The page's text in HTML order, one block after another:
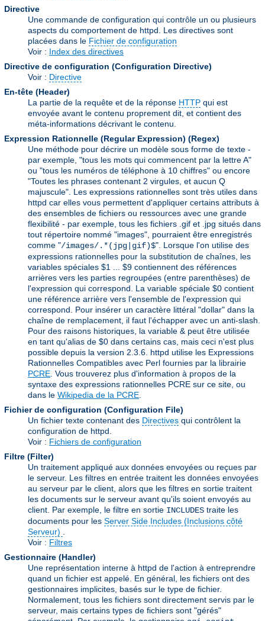
Directive
Une commande de configuration qui contrôle un ou plusieurs
aspects du comportement de httpd. Les directives sont
placées dans le Fichier de configuration
Voir : Index des directives
Directive de configuration (Configuration Directive)
Voir : Directive
En-tête (Header)
La partie de la requête et de la réponse HTTP qui est
envoyée avant le contenu proprement dit, et contient des
méta-informations décrivant le contenu.
Expression Rationnelle (Regular Expression) (Regex)
Une méthode pour décrire un modèle sous forme de texte -
par exemple, "tous les mots qui commencent par la lettre A"
ou "tous les numéros de téléphone à 10 chiffres" ou encore
"Toutes les phrases contenant 2 virgules, et aucun Q
majuscule". Les expressions rationnelles sont très utiles dans
httpd car elles vous permettent d'appliquer certains attributs à
des ensembles de fichiers ou ressources avec une grande
flexibilité - par exemple, tous les fichiers .gif et .jpg situés dans
tout répertoire nommé "images", pourraient être enregistrés
comme "/images/.*(jpg|gif)$". Lorsque l'on utilise des
expressions rationnelles pour la substitution de chaînes, les
variables spéciales $1 ... $9 contiennent des références
arrières vers les parties regroupées (entre parenthèses) de
l'expression qui correspond. La variable spéciale $0 contient
une référence arrière vers l'ensemble de l'expression qui
correspond. Pour insérer un caractère littéral "dollar" dans la
chaîne de remplacement, il faut l'échapper avec un anti-slash.
Pour des raisons historiques, la variable & peut être utilisée
en tant qu'alias de $0 dans certains cas, mais ceci n'est plus
possible depuis la version 2.3.6. httpd utilise les Expressions
Rationnelles Compatibles avec Perl fournies par la librairie
PCRE . Vous trouverez plus d'information à propos de la
syntaxe des expressions rationnelles PCRE sur ce site, ou
dans le Wikipedia de la PCRE
Fichier de configuration (Configuration File)
Un fichier texte contenant des Directives qui contrôlent la
configuration de httpd.
Voir : Fichiers de configuration
Filtre (Filter)
Un traitement appliqué aux données envoyées ou reçues par
le serveur. Les filtres en entrée traitent les données envoyées
au serveur par le client, alors que les filtres en sortie traitent
les documents sur le serveur avant qu'ils soient envoyés au
client. Par exemple, le filtre en sortie INCLUDES traite les
documents pour les Server Side Includes (Inclusions côté
Serveur)
Voir : Filtres
Gestionnaire (Handler)
Une représentation interne à httpd de l'action à entreprendre
quand un fichier est appelé. En général, les fichiers ont des
gestionnaires implicites, basés sur le type de fichier.
Normalement, tous les fichiers sont directement servis par le
serveur, mais certains types de fichiers sont "gérés"